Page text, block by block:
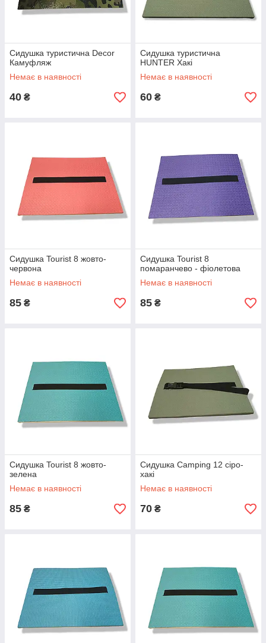
Сидушка туристична Decor
Камуфляж
Немає в наявності
40 ₴
Сидушка туристична
HUNTER Хакі
Немає в наявності
60 ₴
Сидушка Tourist 8 жовто-
червона
Немає в наявності
85 ₴
Сидушка Tourist 8
помаранчево - фіолетова
Немає в наявності
85 ₴
Сидушка Tourist 8 жовто-
зелена
Немає в наявності
85 ₴
Сидушка Camping 12 сіро-
хакі
Немає в наявності
70 ₴